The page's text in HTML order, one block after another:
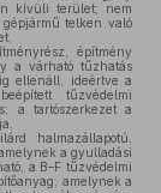
kívüli terület; nem
telken való
építmény
a várható tűzhatás
ellenáll, ideértve a
tűzvédelmi
a tartószerkezet a
halmazállapotú,
a gyulladási
a B–F tűzvédelmi
amelynek a